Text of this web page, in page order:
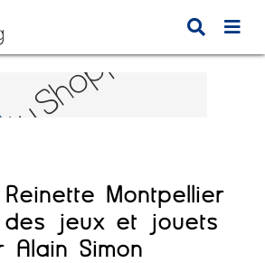
Montpellier
des jeux et jouets
Simon